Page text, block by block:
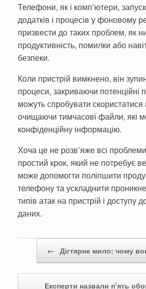
Телефони, як і комп’ютери,
додатків і процесів у фоновому
призвести до таких проблем, як
продуктивність, помилки або
безпеки.
Коли пристрій вимкнено, він
процеси, закриваючи потенційні
можуть спробувати скористатися
очищаючи тимчасові файли, які
конфіденційну інформацію.
Хоча це не розв’яже всі
простий крок, який не потребує
може допомогти поліпшити
телефону та ускладнити
типів атак на пристрій і доступу
даних.
← Дігтярне мило: чому
Експерти назвали п’ять